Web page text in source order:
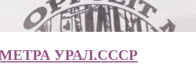
УРАЛ.СССР